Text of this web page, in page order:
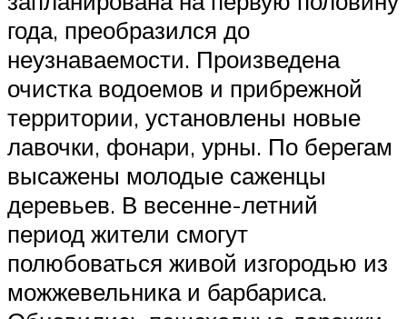
года, преобразился до
неузнаваемости. Произведена
очистка водоемов и прибрежной
территории, установлены новые
лавочки, фонари, урны. По берегам
высажены молодые саженцы
деревьев. В весенне-летний
период жители смогут
полюбоваться живой изгородью из
можжевельника и барбариса.